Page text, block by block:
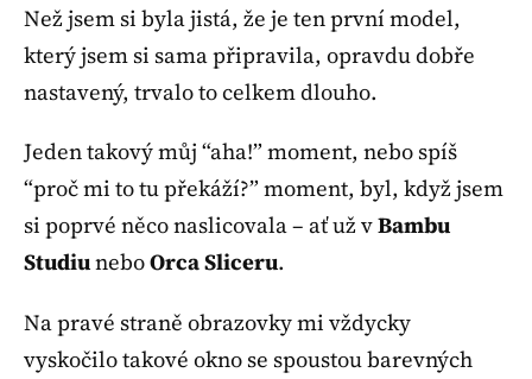
Než jsem si byla jistá, že je ten první model,
který jsem si sama připravila, opravdu dobře
nastavený, trvalo to celkem dlouho.
Jeden takový můj “aha!” moment, nebo spíš
“proč mi to tu překáží?” moment, byl, když jsem
si poprvé něco naslicovala – ať už vBambu
StudiuneboOrca Sliceru.
Na pravé straně obrazovky mi vždycky
vyskočilo takové okno se spoustou barevných